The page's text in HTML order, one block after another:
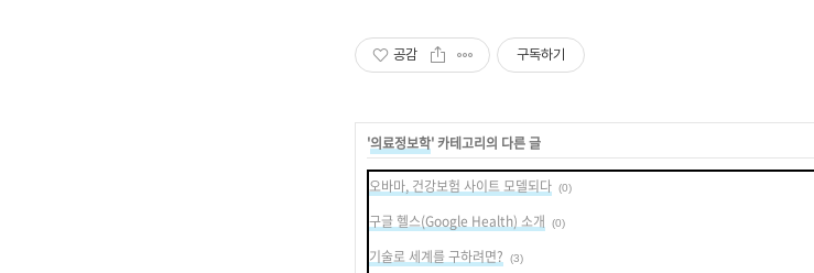
공감 구독하기
'의료정보학' 카테고리의 다른 글
오바마, 건강보험 사이트 모델되다 (0)
구글 헬스(Google Health) 소개 (0)
기술로 세계를 구하려면? (3)